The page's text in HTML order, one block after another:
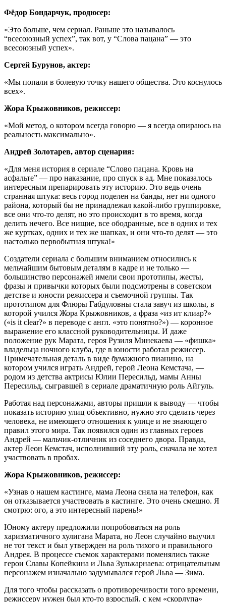
Фёдор Бондарчук, продюсер:
«Это больше, чем сериал. Раньше это называлось
“всесоюзный успех”, так вот, у “Слова пацана” — это
всесоюзный успех».
Сергей Бурунов, актер:
«Мы попали в болевую точку нашего общества. Это коснулось
всех».
Жора Крыжовников, режиссер:
«Мой метод, о котором всегда говорю — я всегда опираюсь на
реальность максимально».
Андрей Золотарев, автор сценария:
«Для меня история в сериале “Слово пацана. Кровь на
асфальте” — про наказание, про спуск в ад. Мне показалось
интересным препарировать эту историю. Это ведь очень
странная штука: весь город поделен на банды, нет ни одного
района, который бы не принадлежал какой-либо группировке,
все они что-то делят, но это происходит в то время, когда
делить нечего. Все нищие, все ободранные, все в одних и тех
же куртках, одних и тех же шапках, и они что-то делят — это
настолько первобытная штука!»
Создатели сериала с большим вниманием относились к
мельчайшим бытовым деталям в кадре и не только —
большинство персонажей имели свои прототипы, жесты,
фразы и привычки которых были подсмотрены в советском
детстве и юности режиссера и съемочной группы. Так
прототипом для Флюры Габдуловны стала завуч из школы, в
которой учился Жора Крыжовников, а фраза «из ит клиар?»
(«is it clear?» в переводе с англ. «это понятно?») — коронное
выражение его классной руководительницы. И даже
положение рук Марата, героя Рузиля Минекаева — «фишка»
владельца ночного клуба, где в юности работал режиссер.
Примечательная деталь в виде бумажного пианино, на
котором учился играть Андрей, герой Леона Кемстача, —
родом из детства актрисы Юлии Пересильд, мамы Анны
Пересильд, сыгравшей в сериале драматичную роль Айгуль.
Работая над персонажами, авторы пришли к выводу — чтобы
показать историю улиц объективно, нужно это сделать через
человека, не имеющего отношения к улице и не знающего
правил этого мира. Так появился один из главных героев
Андрей — мальчик-отличник из соседнего двора. Правда,
актер Леон Кемстач, исполнивший эту роль, сначала не хотел
участвовать в пробах.
Жора Крыжовников, режиссер:
«Узнав о нашем кастинге, мама Леона сняла на телефон, как
он отказывается участвовать в кастинге. Это очень смешно. Я
смотрю: ого, а это интересный парень!»
Юному актеру предложили попробоваться на роль
харизматичного хулигана Марата, но Леон случайно выучил
не тот текст и был утвержден на роль тихого и правильного
Андрея. В процессе съемок характерами поменялись также
герои Славы Копейкина и Льва Зулькарнаева: отрицательным
персонажем изначально задумывался герой Льва — Зима.
Для того чтобы рассказать о противоречивости того времени,
режиссеру нужен был кто-то взрослый, с кем «скорлупа»